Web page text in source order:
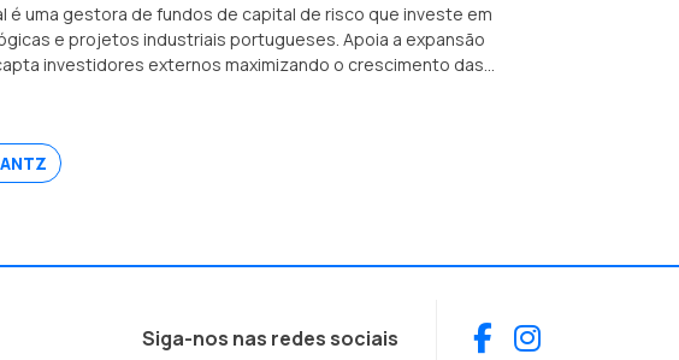
é uma gestora de fundos de capital de risco que investe em
e projetos industriais portugueses. Apoia a expansão
investidores externos maximizando o crescimento das
Siga-nos nas redes sociais Facebook
Instagram